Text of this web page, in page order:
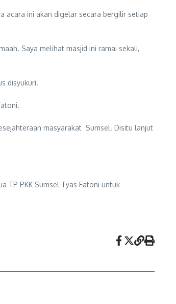
acara ini akan digelar secara bergilir setiap
Saya melihat masjid ini ramai sekali,
disyukuri.
masyarakat Sumsel. Disitu lanjut
TP PKK Sumsel Tyas Fatoni untuk